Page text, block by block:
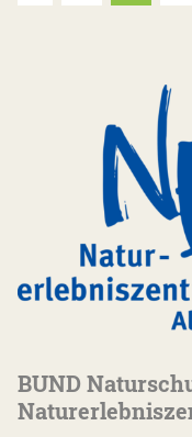
BUND